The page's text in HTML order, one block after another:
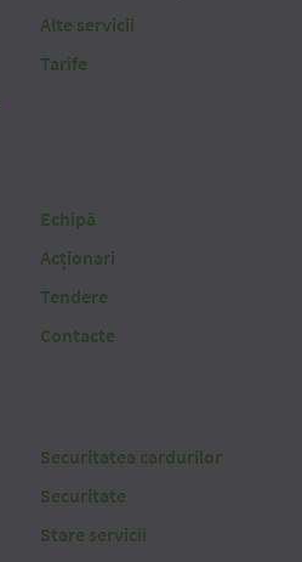
Alte servicii
Tarife
Echipă
Acționari
Tendere
Contacte
Securitatea cardurilor
Securitate
Stare servicii